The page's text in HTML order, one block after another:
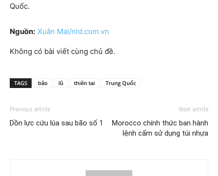
Quốc.
Nguồn: Xuân Mai/nld.com.vn
Không có bài viết cùng chủ đề.
TAGS bão lũ thiên tai Trung Quốc
Previous article
Dồn lực cứu lúa sau bão số 1
Next article
Morocco chính thức ban hành
lệnh cấm sử dụng túi nhựa